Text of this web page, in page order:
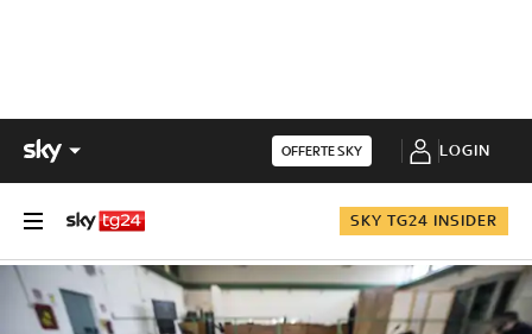
OFFERTE SKY LOGIN
SKY TG24 INSIDER